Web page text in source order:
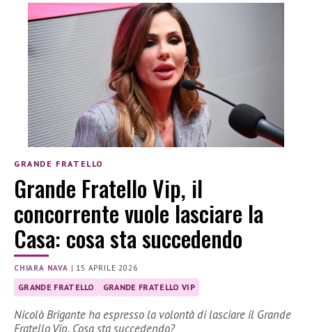
GRANDE FRATELLO
Grande Fratello Vip, il
concorrente vuole lasciare la
Casa: cosa sta succedendo
CHIARA NAVA | 15 APRILE 2026
GRANDE FRATELLO GRANDE FRATELLO VIP
Nicolò Brigante ha espresso la volontà di lasciare il Grande
Fratello Vip. Cosa sta succedendo?